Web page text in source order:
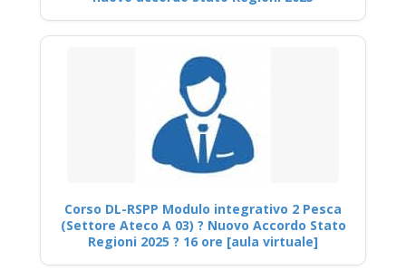
Corso DL-RSPP Modulo integrativo 2 Pesca
(Settore Ateco A 03) ? Nuovo Accordo Stato
Regioni 2025 ? 16 ore [aula virtuale]